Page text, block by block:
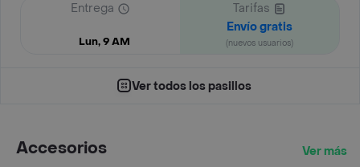
Entrega
Lun, 9 AM
Tarifas
Envío gratis
(nuevos usuarios)
Ver todos los pasillos
Accesorios Ver más